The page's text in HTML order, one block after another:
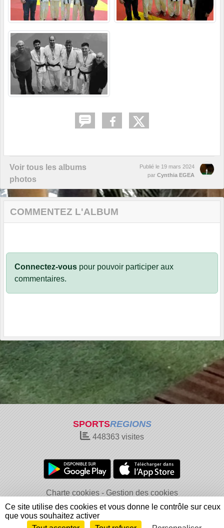
Voir tous les albums
photos
Publié le 19 mars 2024
par Cynthia EGEA
COMMENTEZ L'ALBUM
Connectez-vous pour pouvoir participer aux
commentaires.
SPORTSREGIONS
448363 visites
Charte cookies
Gestion des cookies
Informations légales
Signaler un contenu inapproprié
Ce site utilise des cookies et vous donne le contrôle sur ceux
que vous souhaitez activer